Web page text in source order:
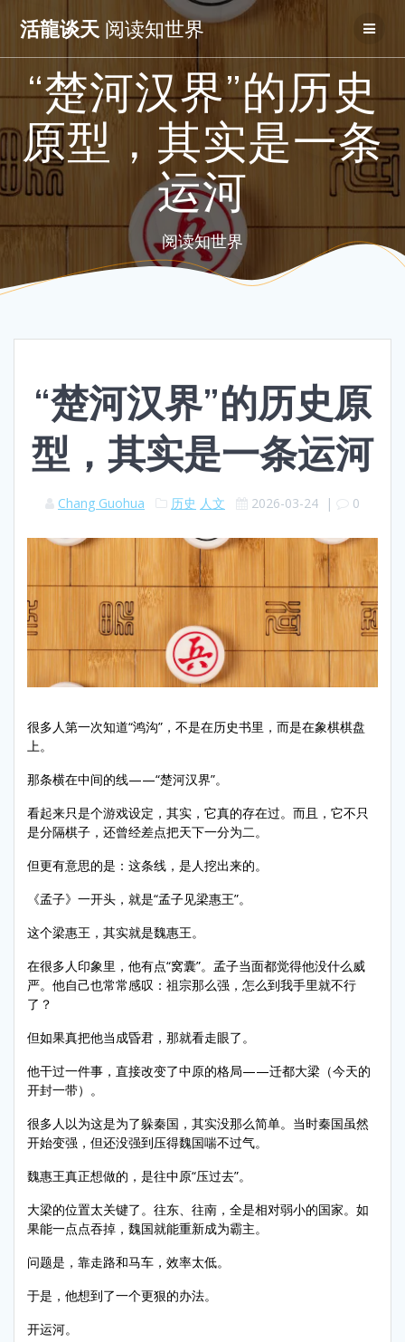
Skip
to
活龍谈天 阅读知世界
“楚河汉界”的历史
原型，其实是一条
运河
阅读知世界
“楚河汉界”的历史原
型，其实是一条运河
Chang Guohua 历史 人文 2026-03-24 | 0
很多人第一次知道“鸿沟”，不是在历史书里，而是在象棋棋盘
上。
那条横在中间的线——“楚河汉界”。
看起来只是个游戏设定，其实，它真的存在过。而且，它不只
是分隔棋子，还曾经差点把天下一分为二。
但更有意思的是：这条线，是人挖出来的。
《孟子》一开头，就是“孟子见梁惠王”。
这个梁惠王，其实就是魏惠王。
在很多人印象里，他有点“窝囊”。孟子当面都觉得他没什么威
严。他自己也常常感叹：祖宗那么强，怎么到我手里就不行
了？
但如果真把他当成昏君，那就看走眼了。
他干过一件事，直接改变了中原的格局——迁都大梁（今天的
开封一带）。
很多人以为这是为了躲秦国，其实没那么简单。当时秦国虽然
开始变强，但还没强到压得魏国喘不过气。
魏惠王真正想做的，是往中原“压过去”。
大梁的位置太关键了。往东、往南，全是相对弱小的国家。如
果能一点点吞掉，魏国就能重新成为霸主。
问题是，靠走路和马车，效率太低。
于是，他想到了一个更狠的办法。
开运河。